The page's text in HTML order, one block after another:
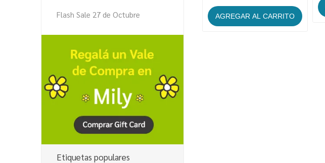
Flash Sale 27 de Octubre
Etiquetas populares